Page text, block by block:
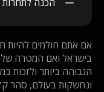
אם אתם חולמים להיות
בישראל ואם המטרה
הגבוהה ביותר ולזכות
ונחשקות בעולם, סהר